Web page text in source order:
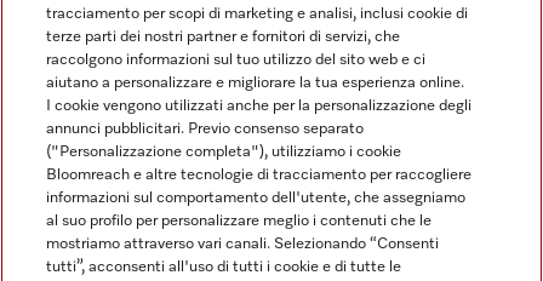
Modulo di recesso
Legge sui servizi digitali
Impostazioni dei cookie
FINANZIAMENTO FINO A 50 MESI CON OPZIONE 10 E TASSO
ZERO
tracciamento per scopi di marketing e analisi, inclusi cookie di
terze parti dei nostri partner e fornitori di servizi, che
raccolgono informazioni sul tuo utilizzo del sito web e ci
aiutano a personalizzare e migliorare la tua esperienza online.
I cookie vengono utilizzati anche per la personalizzazione degli
annunci pubblicitari. Previo consenso separato
("Personalizzazione completa"), utilizziamo i cookie
Bloomreach e altre tecnologie di tracciamento per raccogliere
informazioni sul comportamento dell'utente, che assegniamo
al suo profilo per personalizzare meglio i contenuti che le
mostriamo attraverso vari canali. Selezionando “Consenti
tutti”, acconsenti all'uso di tutti i cookie e di tutte le